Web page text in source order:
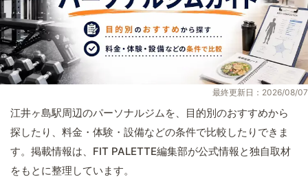
最終更新日：2026/08/07
江井ヶ島駅周辺のパーソナルジムを、目的別のおすすめから
探したり、料金・体験・設備などの条件で比較したりできま
す。掲載情報は、FIT PALETTE編集部が公式情報と独自取材
をもとに整理しています。